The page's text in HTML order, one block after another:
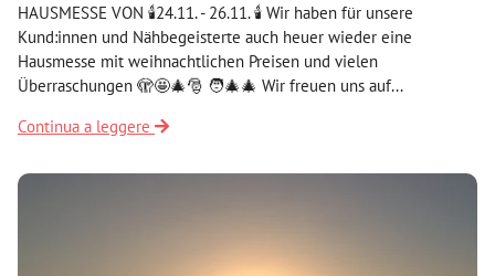
HAUSMESSE VON 🕯️24.11. - 26.11. 🕯️ Wir haben für unsere
Kund:innen und Nähbegeisterte auch heuer wieder eine
Hausmesse mit weihnachtlichen Preisen und vielen
Überraschungen 🫣🤩🎄🎅 🧑‍🎄🎄 Wir freuen uns auf...
Continua a leggere